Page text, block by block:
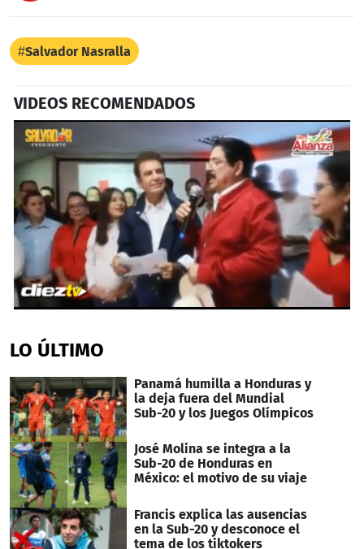
Salvador Nasralla
VIDEOS RECOMENDADOS
of
59
LO ÚLTIMO
Panamá humilla a Honduras y
la deja fuera del Mundial
Sub-20 y los Juegos Olímpicos
José Molina se integra a la
Sub-20 de Honduras en
México: el motivo de su viaje
Francis explica las ausencias
en la Sub-20 y desconoce el
tema de los tiktokers